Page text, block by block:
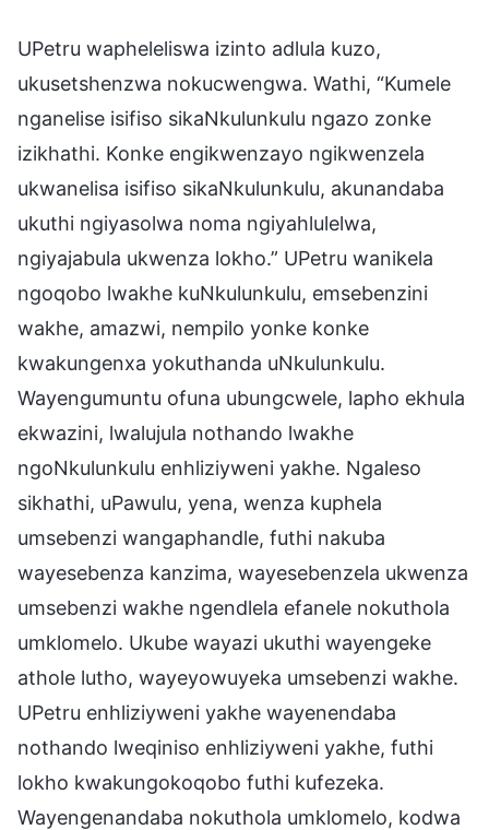
UPetru wapheleliswa izinto adlula kuzo,
ukusetshenzwa nokucwengwa. Wathi, “Kumele
nganelise isifiso sikaNkulunkulu ngazo zonke
izikhathi. Konke engikwenzayo ngikwenzela
ukwanelisa isifiso sikaNkulunkulu, akunandaba
ukuthi ngiyasolwa noma ngiyahlulelwa,
ngiyajabula ukwenza lokho.” UPetru wanikela
ngoqobo lwakhe kuNkulunkulu, emsebenzini
wakhe, amazwi, nempilo yonke konke
kwakungenxa yokuthanda uNkulunkulu.
Wayengumuntu ofuna ubungcwele, lapho ekhula
ekwazini, lwalujula nothando lwakhe
ngoNkulunkulu enhliziyweni yakhe. Ngaleso
sikhathi, uPawulu, yena, wenza kuphela
umsebenzi wangaphandle, futhi nakuba
wayesebenza kanzima, wayesebenzela ukwenza
umsebenzi wakhe ngendlela efanele nokuthola
umklomelo. Ukube wayazi ukuthi wayengeke
athole lutho, wayeyowuyeka umsebenzi wakhe.
UPetru enhliziyweni yakhe wayenendaba
nothando lweqiniso enhliziyweni yakhe, futhi
lokho kwakungokoqobo futhi kufezeka.
Wayengenandaba nokuthola umklomelo, kodwa